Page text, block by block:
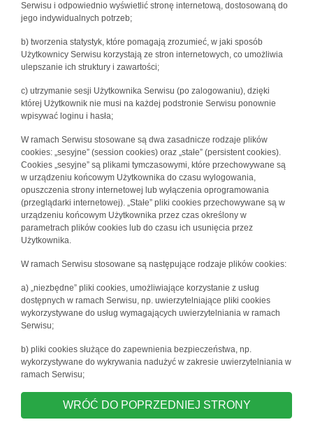
Serwisu i odpowiednio wyświetlić stronę internetową, dostosowaną do
jego indywidualnych potrzeb;
b) tworzenia statystyk, które pomagają zrozumieć, w jaki sposób
Użytkownicy Serwisu korzystają ze stron internetowych, co umożliwia
ulepszanie ich struktury i zawartości;
c) utrzymanie sesji Użytkownika Serwisu (po zalogowaniu), dzięki
której Użytkownik nie musi na każdej podstronie Serwisu ponownie
wpisywać loginu i hasła;
W ramach Serwisu stosowane są dwa zasadnicze rodzaje plików
cookies: „sesyjne” (session cookies) oraz „stałe” (persistent cookies).
Cookies „sesyjne” są plikami tymczasowymi, które przechowywane są
w urządzeniu końcowym Użytkownika do czasu wylogowania,
opuszczenia strony internetowej lub wyłączenia oprogramowania
(przeglądarki internetowej). „Stałe” pliki cookies przechowywane są w
urządzeniu końcowym Użytkownika przez czas określony w
parametrach plików cookies lub do czasu ich usunięcia przez
Użytkownika.
W ramach Serwisu stosowane są następujące rodzaje plików cookies:
a) „niezbędne” pliki cookies, umożliwiające korzystanie z usług
dostępnych w ramach Serwisu, np. uwierzytelniające pliki cookies
wykorzystywane do usług wymagających uwierzytelniania w ramach
Serwisu;
b) pliki cookies służące do zapewnienia bezpieczeństwa, np.
wykorzystywane do wykrywania nadużyć w zakresie uwierzytelniania w
ramach Serwisu;
WRÓĆ DO POPRZEDNIEJ STRONY